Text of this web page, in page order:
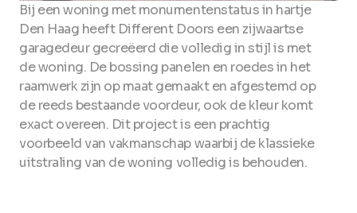
Bij een woning met monumentenstatus in hartje
Den Haag heeft Different Doors een zijwaartse
garagedeur gecreëerd die volledig in stijl is met
de woning. De bossing panelen en roedes in het
raamwerk zijn op maat gemaakt en afgestemd op
de reeds bestaande voordeur, ook de kleur komt
exact overeen. Dit project is een prachtig
voorbeeld van vakmanschap waarbij de klassieke
uitstraling van de woning volledig is behouden.